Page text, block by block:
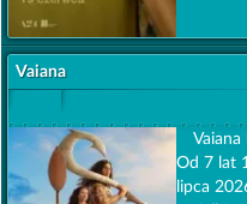
Vaiana
Od 7 lat
lipca